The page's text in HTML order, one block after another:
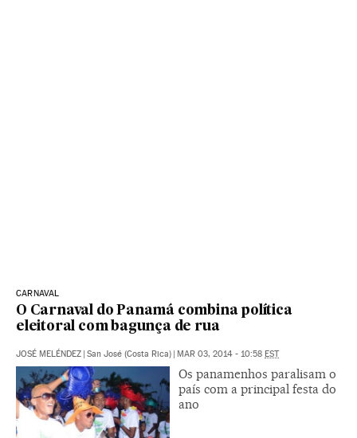
CARNAVAL
O Carnaval do Panamá combina política
eleitoral com bagunça de rua
JOSÉ MELÉNDEZ | San José (Costa Rica) | MAR 03, 2014 - 10:58 EST
Os panamenhos paralisam o
país com a principal festa do
ano